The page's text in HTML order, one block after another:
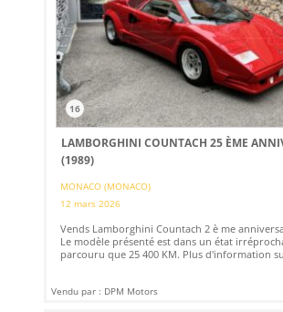
16
LAMBORGHINI COUNTACH 25 ÈME
(1989)
MONACO (MONACO)
12 mars 2026
Vends Lamborghini Countach 2 è me
Le modèle présenté est dans un état
parcouru que 25 400 KM. Plus d'information
Vendu par : DPM Motors